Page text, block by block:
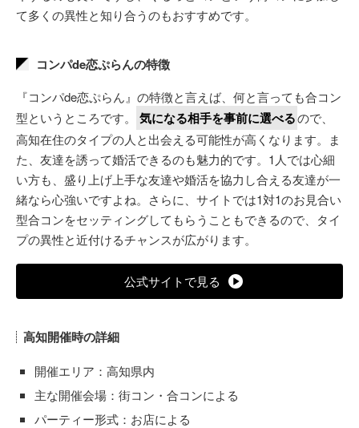
て多くの異性と知り合うのもおすすめです。
コンパde恋ぷらんの特徴
『コンパde恋ぷらん』の特徴と言えば、何と言っても合コン
型というところです。
気になる相手を事前に選べるので、
高知在住のタイプの人と出会える可能性が高くなります。ま
た、友達を誘って婚活できるのも魅力的です。1人では心細
い方も、盛り上げ上手な友達や婚活を協力し合える友達が一
緒なら心強いですよね。さらに、サイトでは1対1のお見合い
型合コンをセッティングしてもらうこともできるので、タイ
プの異性と近付けるチャンスが広がります。
公式サイトで見る
高知開催時の詳細
開催エリア：高知県内
主な開催会場：街コン・合コンによる
パーティー形式：お店による